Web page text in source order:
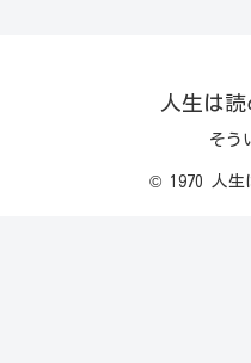
人生は
そう
© 1970 人生